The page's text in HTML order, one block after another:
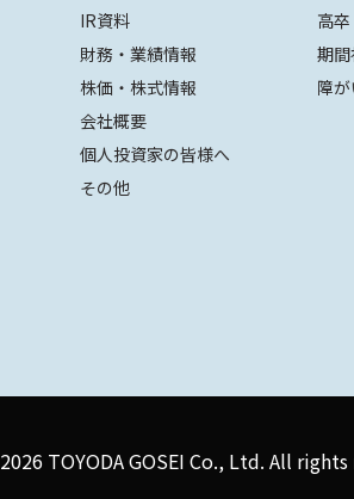
IR資料
財務・業績情報
株価・株式情報
会社概要
個人投資家の皆様へ
その他
高卒
期間
障
2026 TOYODA GOSEI Co., Ltd. All